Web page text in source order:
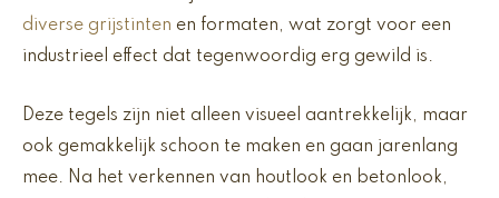
diverse grijstinten en formaten, wat zorgt voor een
industrieel effect dat tegenwoordig erg gewild is.
Deze tegels zijn niet alleen visueel aantrekkelijk, maar
ook gemakkelijk schoon te maken en gaan jarenlang
mee. Na het verkennen van houtlook en betonlook,